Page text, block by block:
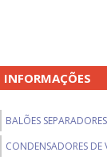
INFORMAÇÕES
BALÕES
CONDENSADORES